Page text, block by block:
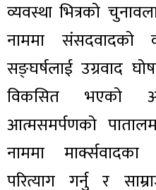
व्यवस्था भित्रको
नाममा संसदवादको
सङ्घर्षलाई उग्रवाद
विकसित भएको
आत्मसमर्पणको
नाममा
परित्याग गर्नु र